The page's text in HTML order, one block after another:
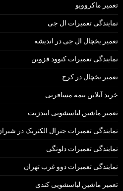
تعمیر ماکروویو
نمایندگی تعمیرات ال جی
تعمیر یخچال ال جی در اندیشه
نمایندگی تعمیرات کنوود قزوین
تعمیر یخچال در کرج
خرید آنلاین بیمه مسافرتی
تعمیر ماشین لباسشویی ایندزیت
نمایندگی تعمیرات جنرال الکتریک در شیراز
نمایندگی تعمیرات دلونگی
نمایندگی تعمیرات دوو غرب تهران
تعمیر ماشین لباسشویی کندی